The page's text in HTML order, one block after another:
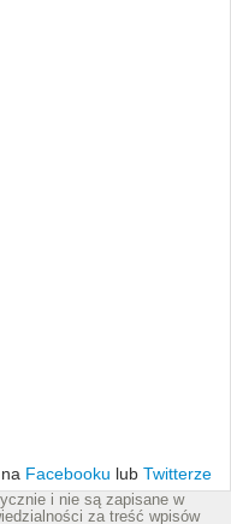
Facebooku lub Twitterze
i nie są zapisane w
za treść wpisów